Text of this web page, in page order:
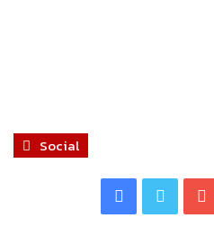
Social
Facebook
Twitter